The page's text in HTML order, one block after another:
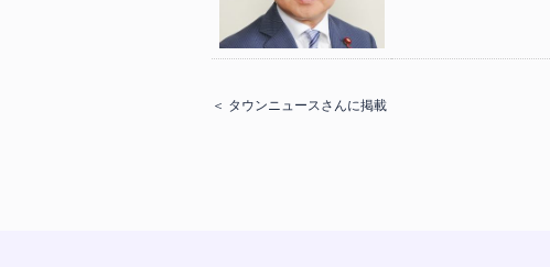
＜ タウンニュースさんに掲載